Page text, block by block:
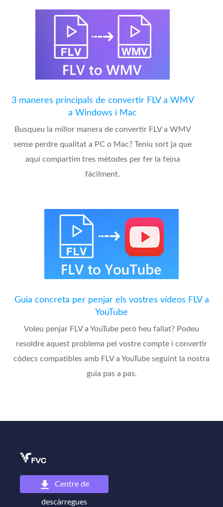
3 maneres principals de convertir FLV a WMV
a Windows i Mac
Busqueu la millor manera de convertir FLV a WMV
sense perdre qualitat a PC o Mac? Teniu sort ja que
aquí compartim tres mètodes per fer la feina
fàcilment.
Guia concreta per penjar els vostres vídeos FLV a
YouTube
Voleu penjar FLV a YouTube però heu fallat? Podeu
resoldre aquest problema pel vostre compte i convertir
còdecs compatibles amb FLV a YouTube seguint la nostra
guia pas a pas.
Centre de
descàrregues